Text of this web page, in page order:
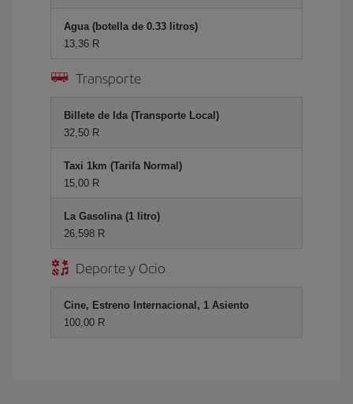
Agua (botella de 0.33 litros)
13,36 R
Transporte
Billete de Ida (Transporte Local)
32,50 R
Taxi 1km (Tarifa Normal)
15,00 R
La Gasolina (1 litro)
26,598 R
Deporte y Ocio
Cine, Estreno Internacional, 1 Asiento
100,00 R